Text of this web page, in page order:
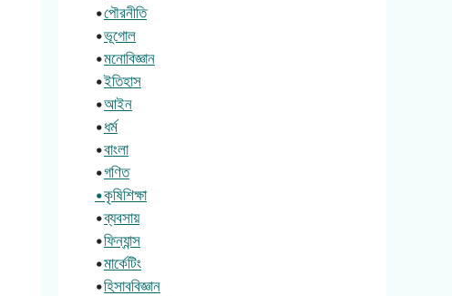
•পৌরনীতি
•ভূগোল
•মনোবিজ্ঞান
•ইতিহাস
•আইন
•ধর্ম
•বাংলা
•গণিত
•কৃষিশিক্ষা
•ব্যবসায়
•ফিন্যান্স
•মার্কেটিং
•হিসাববিজ্ঞান